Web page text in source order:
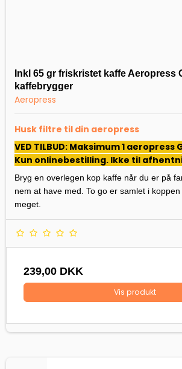
Inkl 65 gr friskristet kaffe Aeropress
kaffebrygger
Aeropress
Husk filtre til din aeropress
VED TILBUD: Maksimum 1 aeropress
Kun onlinebestilling. Ikke til
Bryg en overlegen kop kaffe når du er på
nem at have med. To go er samlet i
meget.
239,00 DKK
Vis produkt